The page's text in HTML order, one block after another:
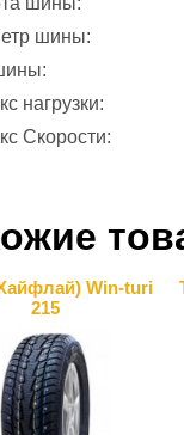
шины:
нагрузки:
Скорости:
Win-turi
215